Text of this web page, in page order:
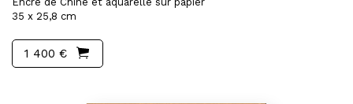
35 x 25,8 cm
1 400 €